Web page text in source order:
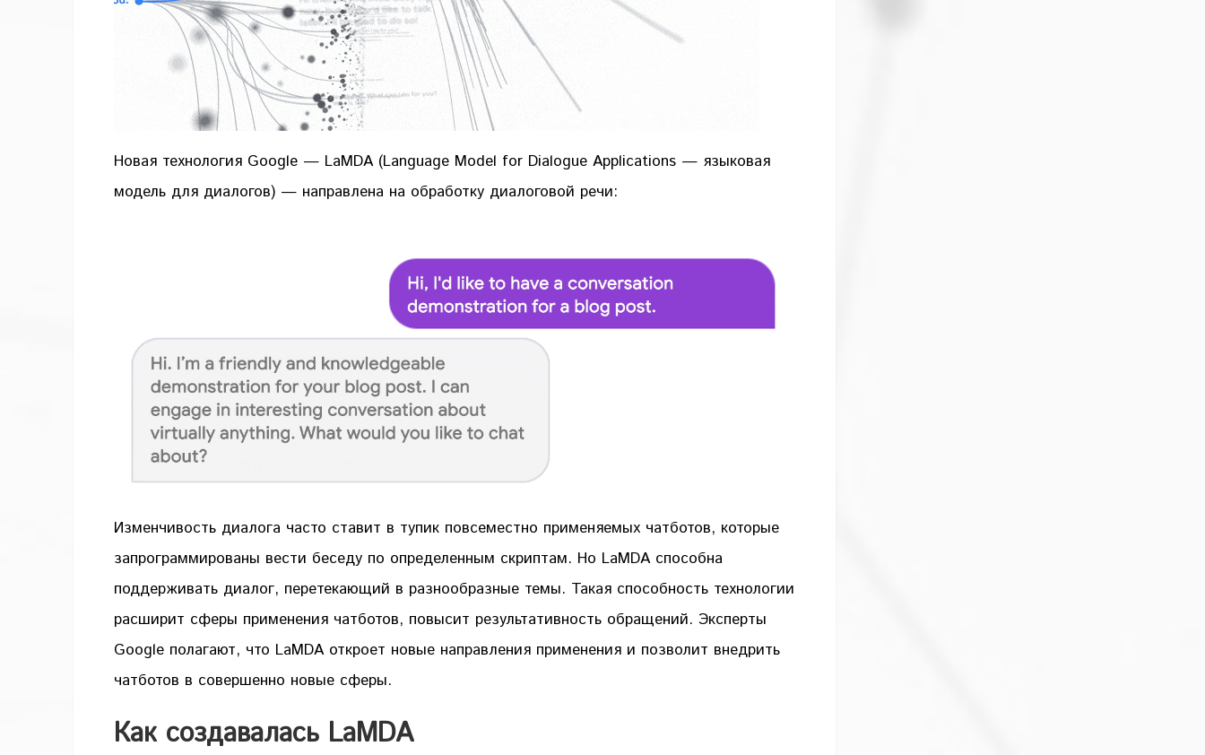
Новая технология Google — LaMDA (Language Model for Dialogue Applications — языковая
модель для диалогов) — направлена на обработку диалоговой речи:
Изменчивость диалога часто ставит в тупик повсеместно применяемых чатботов, которые
запрограммированы вести беседу по определенным скриптам. Но LaMDA способна
поддерживать диалог, перетекающий в разнообразные темы. Такая способность технологии
расширит сферы применения чатботов, повысит результативность обращений. Эксперты
Google полагают, что LaMDA откроет новые направления применения и позволит внедрить
чатботов в совершенно новые сферы.
Как создавалась LaMDA